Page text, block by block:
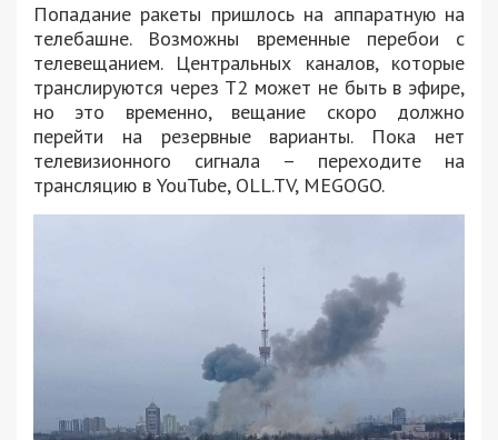
Попадание ракеты пришлось на аппаратную на
телебашне. Возможны временные перебои с
телевещанием. Центральных каналов, которые
транслируются через Т2 может не быть в эфире,
но это временно, вещание скоро должно
перейти на резервные варианты. Пока нет
телевизионного сигнала – переходите на
трансляцию в YouTube, OLL.TV, MEGOGO.